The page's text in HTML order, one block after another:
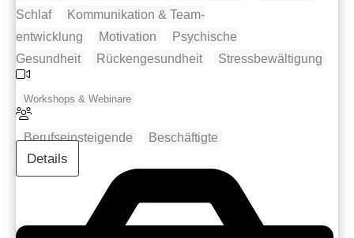
Schlaf
Kommunikation & Team­
entwicklung
Motivation
Psychische
Gesundheit
Rückengesundheit Stress­bewältigung
Workshops & Webinare
Berufseinsteigende Beschäftigte
Details